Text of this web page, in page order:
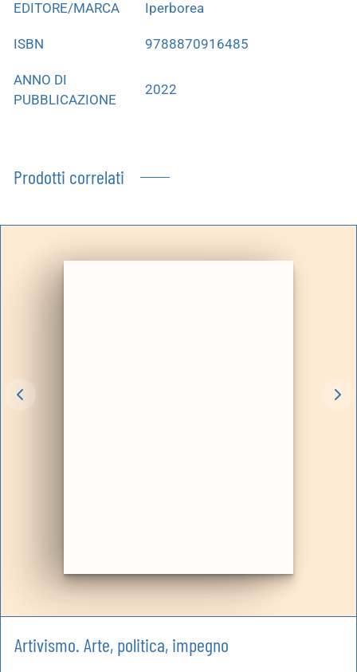
EDITORE/MARCA Iperborea
ISBN 9788870916485
ANNO DI
PUBBLICAZIONE
2022
Prodotti correlati
Artivismo. Arte, politica, impegno